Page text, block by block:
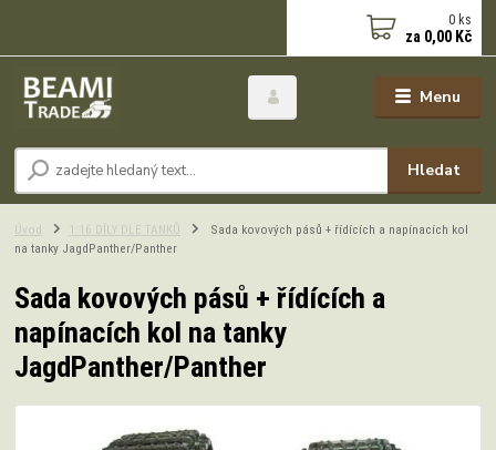
Menu
Hledat
0 ks
za 0,00 Kč
Úvod 1:16 DÍLY DLE TANKŮ
Sada kovových pásů + řídících a napínacích kol
na tanky JagdPanther/Panther
Sada kovových pásů + řídících a
napínacích kol na tanky
JagdPanther/Panther